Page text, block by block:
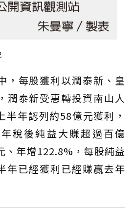
，每股獲利以潤泰新、皇
潤泰新受惠轉投資南山人
半年認列約58億元獲利，
稅後純益大賺超過百億
、年增122.8%，每股純益
年已經獲利已經賺贏去年